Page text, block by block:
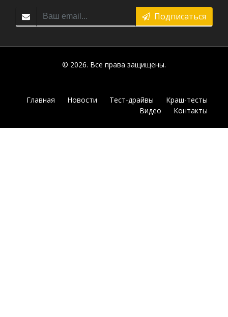
Подписаться
© 2026. Все права защищены.
Главная Новости Тест-драйвы
Краш-тесты
Видео
Контакты